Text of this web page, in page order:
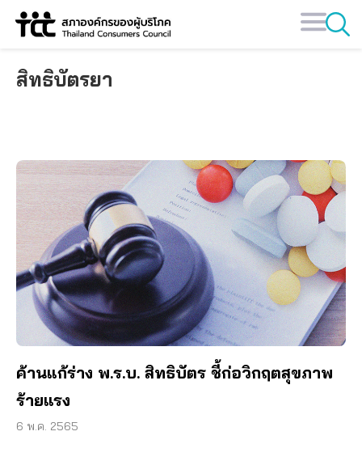
Skip
สิทธิบัตรยา
ค้านแก้ร่าง พ.ร.บ. สิทธิบัตร ชี้ก่อวิกฤตสุขภาพ
ร้ายแรง
6 พ.ค. 2565